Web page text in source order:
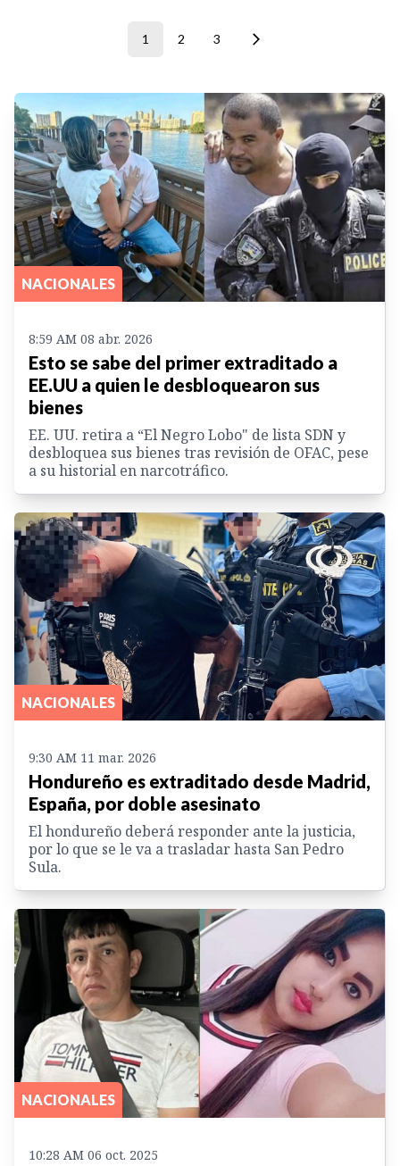
1 2 3
NACIONALES
8:59 AM 08 abr. 2026
Esto se sabe del primer extraditado a
EE.UU a quien le desbloquearon sus
bienes
EE. UU. retira a “El Negro Lobo" de lista SDN y
desbloquea sus bienes tras revisión de OFAC, pese
a su historial en narcotráfico.
NACIONALES
9:30 AM 11 mar. 2026
Hondureño es extraditado desde Madrid,
España, por doble asesinato
El hondureño deberá responder ante la justicia,
por lo que se le va a trasladar hasta San Pedro
Sula.
NACIONALES
10:28 AM 06 oct. 2025